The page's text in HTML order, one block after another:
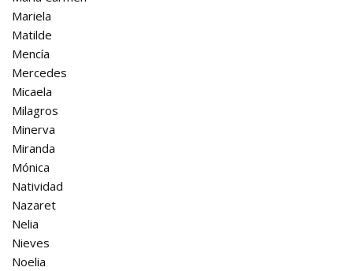
Mariela
Matilde
Mencía
Mercedes
Micaela
Milagros
Minerva
Miranda
Mónica
Natividad
Nazaret
Nelia
Nieves
Noelia